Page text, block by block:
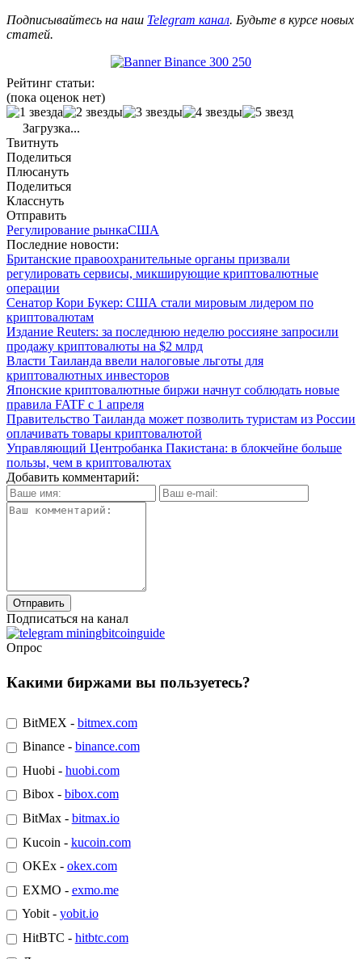
Подписывайтесь на наш Telegram канал. Будьте в курсе новых
статей.
Рейтинг статьи:
(пока оценок нет)
Загрузка...
Твитнуть
Поделиться
Плюсануть
Поделиться
Класснуть
Отправить
Регулирование рынкаСША
Последние новости:
Британские правоохранительные органы призвали
регулировать сервисы, микширующие криптовалютные
операции
Сенатор Кори Букер: США стали мировым лидером по
криптовалютам
Издание Reuters: за последнюю неделю россияне запросили
продажу криптовалюты на $2 млрд
Власти Таиланда ввели налоговые льготы для
криптовалютных инвесторов
Японские криптовалютные биржи начнут соблюдать новые
правила FATF с 1 апреля
Правительство Таиланда может позволить туристам из России
оплачивать товары криптовалютой
Управляющий Центробанка Пакистана: в блокчейне больше
пользы, чем в криптовалютах
Добавить комментарий:
Подписаться на канал
Опрос
Какими биржами вы пользуетесь?
BitMEX - bitmex.com
Binance - binance.com
Huobi - huobi.com
Bibox - bibox.com
BitMax - bitmax.io
Kucoin - kucoin.com
OKEx - okex.com
EXMO - exmo.me
Yobit - yobit.io
HitBTC - hitbtc.com